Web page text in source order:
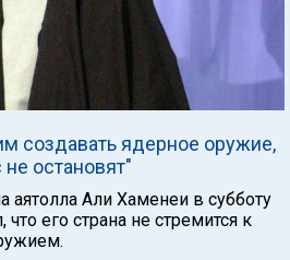
создавать ядерное оружие,
остановят"
аятолла Али Хаменеи в субботу
его страна не стремится к